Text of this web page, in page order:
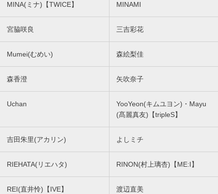
MINA(ミナ)【TWICE】 MINAMI
宮脇咲良 三吉彩花
Mumei(むめい) 森絵梨佳
森香澄 矢吹奈子
Uchan
YooYeon(キムユヨン)・Mayu
(髙麗真友)【tripleS】
吉田朱里(アカリン) よしミチ
RIEHATA(リエハタ) RINON(村上璃杏)【ME:I】
REI(直井怜)【IVE】 渡辺直美